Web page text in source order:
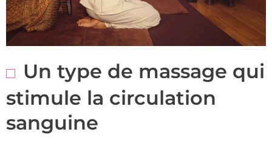
Un type de massage qui
stimule la circulation
sanguine